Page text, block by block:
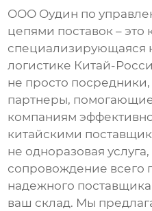
ООО Оудин по
цепями поставок – это
специализирующаяся
логистике Китай-
не просто
партнеры,
компаниям
китайскими
не одноразовая
сопровождение всего
надежного
ваш склад. Мы